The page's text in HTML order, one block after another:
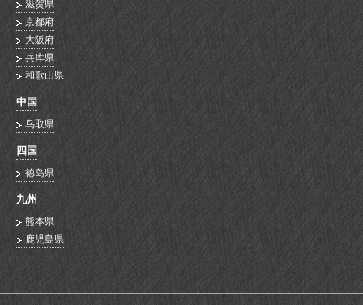
滋贺県
京都府
大阪府
兵库県
和歌山県
中国
鸟取県
四国
徳岛県
九州
熊本県
鹿児島県